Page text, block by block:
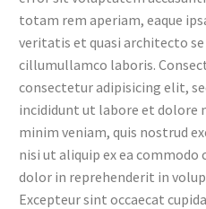
Warning:
/home/ateheizr/
elementor/inc/
totam rem aperiam, eaque
veritatis et quasi architecto
cillumullamco laboris.
consectetur adipisicing elit,
incididunt ut labore et dolore
minim veniam, quis nostrud
nisi ut aliquip ex ea commodo
dolor in reprehenderit in
Excepteur sint occaecat